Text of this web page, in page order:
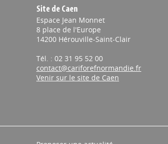
Site de Caen
Espace Jean Monnet
8 place de l'Europe
14200 Hérouville-Saint-Clair
Tél. : 02 31 95 52 00
contact@cariforefnormandie.fr
Venir sur le site de Caen